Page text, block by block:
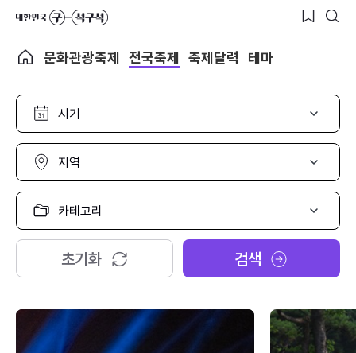
문화관광축제 전국축제 축제달력 테마
시
선
택
지
선
택
카
고
리
택
초기화 검색